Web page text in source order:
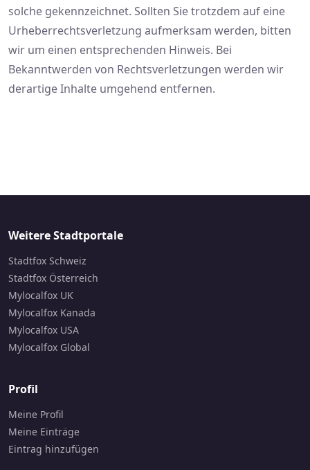
solche gekennzeichnet. Sollten Sie trotzdem auf eine
Urheberrechtsverletzung aufmerksam werden, bitten
wir um einen entsprechenden Hinweis. Bei
Bekanntwerden von Rechtsverletzungen werden wir
derartige Inhalte umgehend entfernen.
Weitere Stadtportale
Stadtfox Schweiz
Stadtfox Österreich
Mylocalfox UK
Mylocalfox Kanada
Mylocalfox USA
Mylocalfox Global
Profil
Meine Profil
Meine Einträge
Eintrag hinzufügen